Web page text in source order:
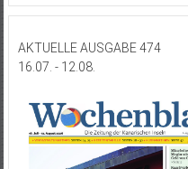
AKTUELLE AUSGABE 474
16.07. - 12.08.